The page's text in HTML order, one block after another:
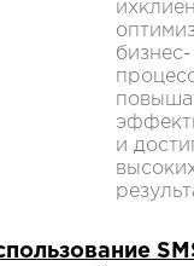
бизнес-
и